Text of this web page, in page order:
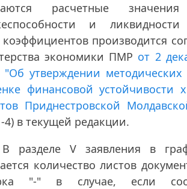
расчетные значения
и ликвидности
коэффициентов производится
экономики ПМР от 2
утверждении методических
финансовой устойчивости
Приднестровской
4) в текущей редакции.
разделе V заявления в
количество листов
"-" в случае, если